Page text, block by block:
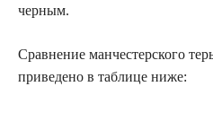
черным.
Сравнение манчестерского
приведено в таблице ниже: